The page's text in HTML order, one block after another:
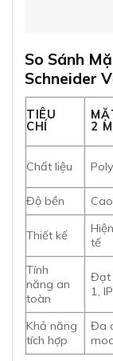
So Sánh
Schneider
TIÊU
CHÍ
2
Chất liệu
Độ bền
Thiết kế
tế
Tính
năng an
toàn
Đạt
1,
Khả năng
tích hợp
Đa